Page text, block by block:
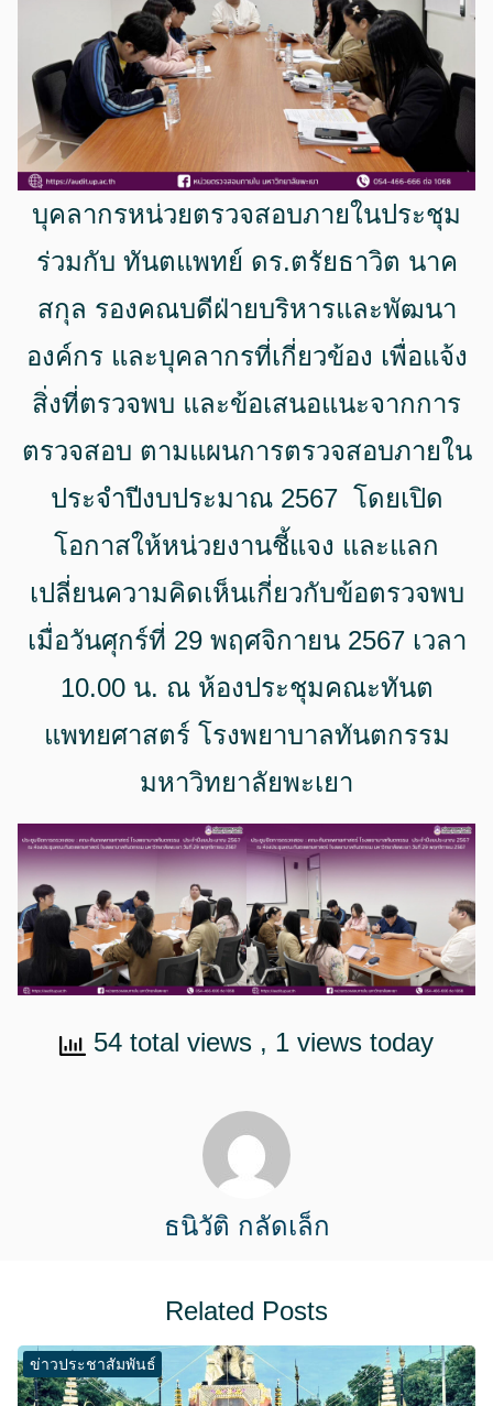
บุคลากรหน่วยตรวจสอบภายในประชุม
ร่วมกับ ทันตแพทย์ ดร.ตรัยธาวิต นาค
สกุล รองคณบดีฝ่ายบริหารและพัฒนา
องค์กร และบุคลากรที่เกี่ยวข้อง เพื่อแจ้ง
สิ่งที่ตรวจพบ และข้อเสนอแนะจากการ
ตรวจสอบ ตามแผนการตรวจสอบภายใน
ประจำปีงบประมาณ 2567 โดยเปิด
โอกาสให้หน่วยงานชี้แจง และแลก
เปลี่ยนความคิดเห็นเกี่ยวกับข้อตรวจพบ
เมื่อวันศุกร์ที่ 29 พฤศจิกายน 2567 เวลา
10.00 น. ณ ห้องประชุมคณะทันต
แพทยศาสตร์ โรงพยาบาลทันตกรรม
มหาวิทยาลัยพะเยา
54 total views , 1 views today
ธนิวัติ กลัดเล็ก
Related Posts
ข่าวประชาสัมพันธ์